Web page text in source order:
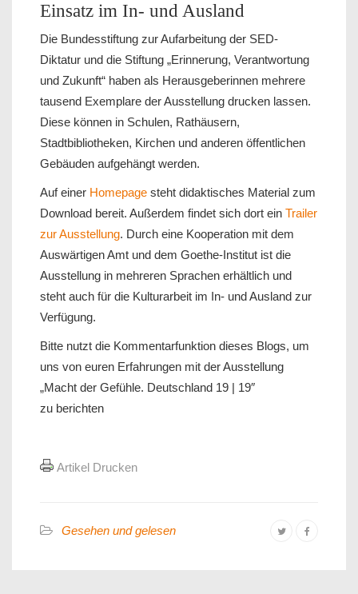
Einsatz im In- und Ausland
Die Bundesstiftung zur Aufarbeitung der SED-
Diktatur und die Stiftung „Erinnerung, Verantwortung
und Zukunft“ haben als Herausgeberinnen mehrere
tausend Exemplare der Ausstellung drucken lassen.
Diese können in Schulen, Rathäusern,
Stadtbibliotheken, Kirchen und anderen öffentlichen
Gebäuden aufgehängt werden.
Auf einer Homepage steht didaktisches Material zum
Download bereit. Außerdem findet sich dort ein Trailer
zur Ausstellung. Durch eine Kooperation mit dem
Auswärtigen Amt und dem Goethe-Institut ist die
Ausstellung in mehreren Sprachen erhältlich und
steht auch für die Kulturarbeit im In- und Ausland zur
Verfügung.
Bitte nutzt die Kommentarfunktion dieses Blogs, um
uns von euren Erfahrungen mit der Ausstellung
„Macht der Gefühle. Deutschland 19 | 19″
zu berichten
Artikel Drucken
Gesehen und gelesen